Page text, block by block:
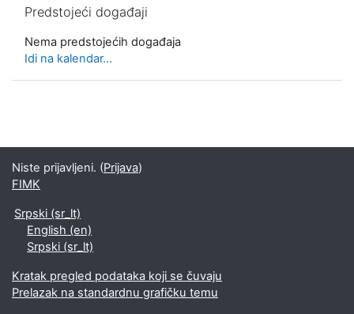
Predstojeći događaji
Nema predstojećih događaja
Idi na kalendar...
Niste prijavljeni. (Prijava)
FIMK
Srpski ‎(sr_lt)‎
English ‎(en)‎
Srpski ‎(sr_lt)‎
Kratak pregled podataka koji se čuvaju
Prelazak na standardnu grafičku temu